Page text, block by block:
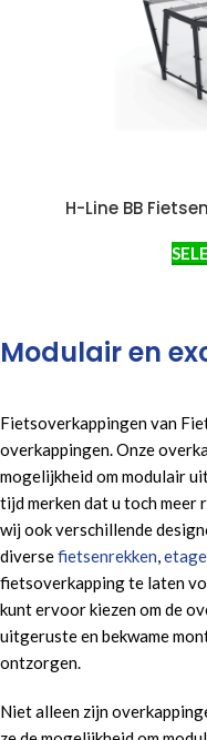
H-Line BB
Modulair en
Fietsoverkappingen van
overkappingen. Onze
mogelijkheid om modulair
tijd merken dat u toch meer
wij ook verschillende
diversefietsenrekken,
fietsoverkapping te laten
kunt ervoor kiezen om de
uitgeruste en bekwame
ontzorgen.
Niet alleen zijn